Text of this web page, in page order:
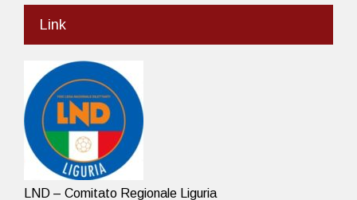
Link
LND – Comitato Regionale Liguria